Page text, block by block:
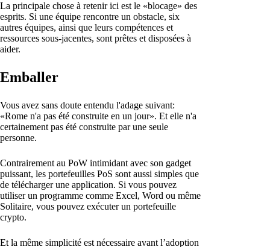
La principale chose à retenir ici est le «blocage» des
esprits. Si une équipe rencontre un obstacle, six
autres équipes, ainsi que leurs compétences et
ressources sous-jacentes, sont prêtes et disposées à
aider.
Emballer
Vous avez sans doute entendu l'adage suivant:
«Rome n'a pas été construite en un jour». Et elle n'a
certainement pas été construite par une seule
personne.
Contrairement au PoW intimidant avec son gadget
puissant, les portefeuilles PoS sont aussi simples que
de télécharger une application. Si vous pouvez
utiliser un programme comme Excel, Word ou même
Solitaire, vous pouvez exécuter un portefeuille
crypto.
Et la même simplicité est nécessaire avant l’adoption